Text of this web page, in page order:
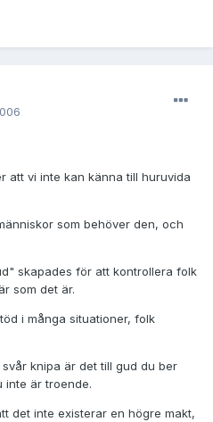
att vi inte kan känna till huruvida
som behöver den, och
skapades för att kontrollera folk
som det är.
i många situationer, folk
knipa är det till gud du ber
inte är troende.
det inte existerar en högre makt,